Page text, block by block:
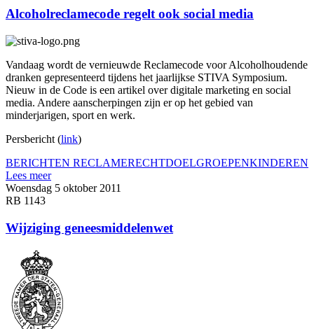
Alcoholreclamecode regelt ook social media
Vandaag wordt de vernieuwde Reclamecode voor Alcoholhoudende
dranken gepresenteerd tijdens het jaarlijkse STIVA Symposium.
Nieuw in de Code is een artikel over digitale marketing en social
media. Andere aanscherpingen zijn er op het gebied van
minderjarigen, sport en werk.
Persbericht (link)
BERICHTEN RECLAMERECHTDOELGROEPENKINDEREN
Lees meer
Woensdag 5 oktober 2011
RB 1143
Wijziging geneesmiddelenwet